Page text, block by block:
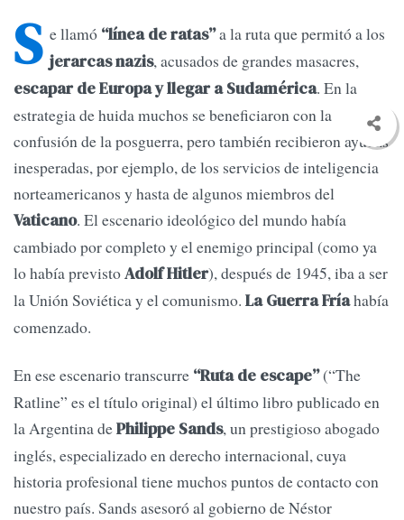
S e llamó “línea de ratas”a la ruta que permitó a los
jerarcas nazis, acusados de grandes masacres,
escapar de Europa y llegar a Sudamérica. En la
estrategia de huida muchos se beneficiaron con la
confusión de la posguerra, pero también recibieron ayudas
inesperadas, por ejemplo, de los servicios de inteligencia
norteamericanos y hasta de algunos miembros del
Vaticano. El escenario ideológico del mundo había
cambiado por completo y el enemigo principal (como ya
lo había previstoAdolf Hitler), después de 1945, iba a ser
la Unión Soviética y el comunismo. La Guerra Fríahabía
comenzado.
En ese escenario transcurre “Ruta de escape”(“The
Ratline” es el título original) el último libro publicado en
la Argentina dePhilippe Sands, un prestigioso abogado
inglés, especializado en derecho internacional, cuya
historia profesional tiene muchos puntos de contacto con
nuestro país. Sands asesoró al gobierno de Néstor